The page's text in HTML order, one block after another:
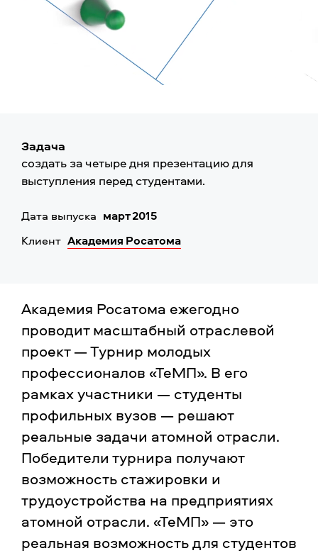
Задача
создать за четыре дня презентацию для
выступления перед студентами.
Дата выпуска март 2015
Клиент Академия Росатома
Академия Росатома ежегодно
проводит масштабный отраслевой
проект — Турнир молодых
профессионалов «ТеМП». В его
рамках участники — студенты
профильных вузов — решают
реальные задачи атомной отрасли.
Победители турнира получают
возможность стажировки и
трудоустройства на предприятиях
атомной отрасли. «ТеМП» — это
реальная возможность для студентов